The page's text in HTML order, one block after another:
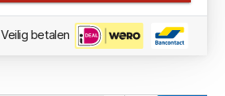
Veilig betalen